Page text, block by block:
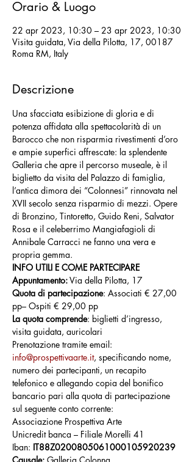
Orario & Luogo
22 apr 2023, 10:30 – 23 apr 2023, 10:30
Visita guidata, Via della Pilotta, 17, 00187
Roma RM, Italy
Descrizione
Una sfacciata esibizione di gloria e di
potenza affidata alla spettacolarità di un
Barocco che non risparmia rivestimenti d’oro
e ampie superfici affrescate: la splendente
Galleria che apre il percorso museale, è il
biglietto da visita del Palazzo di famiglia,
l’antica dimora dei “Colonnesi” rinnovata nel
XVII secolo senza risparmio di mezzi. Opere
di Bronzino, Tintoretto, Guido Reni, Salvator
Rosa e il celeberrimo Mangiafagioli di
Annibale Carracci ne fanno una vera e
propria gemma.
INFO UTILI E COME PARTECIPARE
Appuntamento: Via della Pilotta, 17
Quota di partecipazione: Associati € 27,00
pp– Ospiti € 29,00 pp
La quota comprende: biglietti d’ingresso,
visita guidata, auricolari
Prenotazione tramite email:
info@prospettivaarte.it, specificando nome,
numero dei partecipanti, un recapito
telefonico e allegando copia del bonifico
bancario pari alla quota di partecipazione
sul seguente conto corrente:
Associazione Prospettiva Arte
Unicredit banca – Filiale Morelli 41
Iban: IT88Z0200805061000105920239